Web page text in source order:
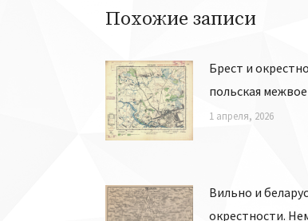
Похожие записи
Брест и
польская
1 апреля, 2026
Вильно и
окрестности.